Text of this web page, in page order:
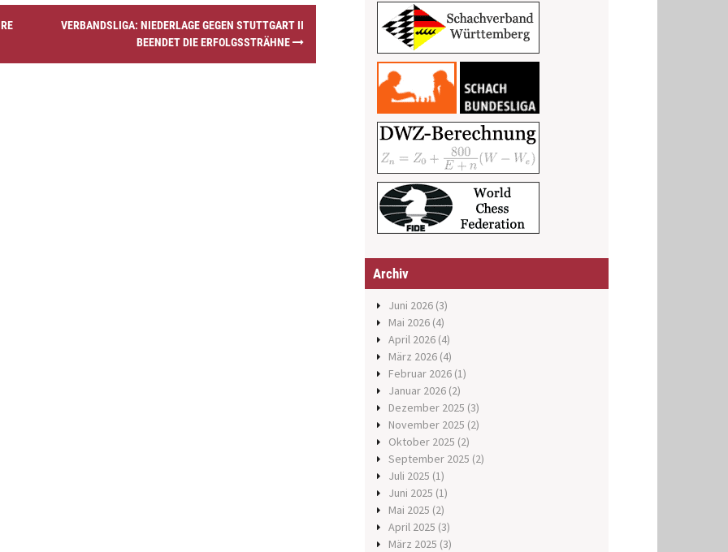
G
VERBANDSLIGA: NIEDERLAGE GEGEN STUTTGART II
BEENDET DIE ERFOLGSSTRÄHNE
Archiv
Juni 2026 (3)
Mai 2026 (4)
April 2026 (4)
März 2026 (4)
Februar 2026 (1)
Januar 2026 (2)
Dezember 2025 (3)
November 2025 (2)
Oktober 2025 (2)
September 2025 (2)
Juli 2025 (1)
Juni 2025 (1)
Mai 2025 (2)
April 2025 (3)
März 2025 (3)